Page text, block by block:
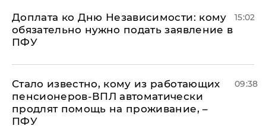
Доплата ко Дню Независимости: кому
обязательно нужно подать заявление в
ПФУ
15:02
Стало известно, кому из работающих
пенсионеров-ВПЛ автоматически
продлят помощь на проживание, –
ПФУ
09:38